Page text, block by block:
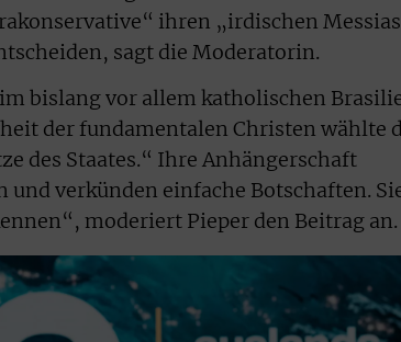
ihren „irdischen
sagt die Moderatorin.
bislang vor allem katholischen
der fundamentalen Christen wählte
des Staates.“ Ihre Anhängerschaft
verkünden einfache Botschaften.
moderiert Pieper den Beitrag an.